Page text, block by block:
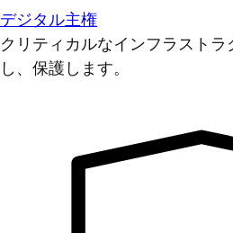
デジタル主権
クリティカルなインフラスト
し、保護します。